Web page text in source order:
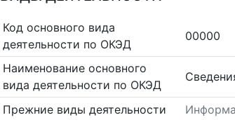
Код основного вида
деятельности по ОКЭД
00000
Наименование основного
вида деятельности по ОКЭД
Прежние виды деятельности